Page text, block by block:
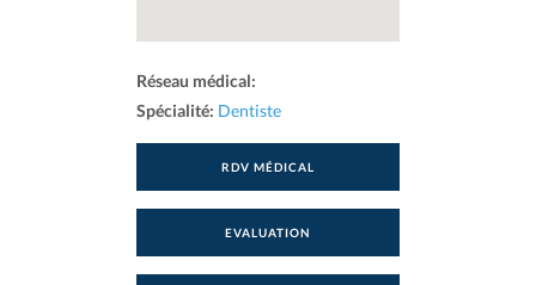
Réseau médical:
Spécialité: Dentiste
RDV MÉDICAL
EVALUATION